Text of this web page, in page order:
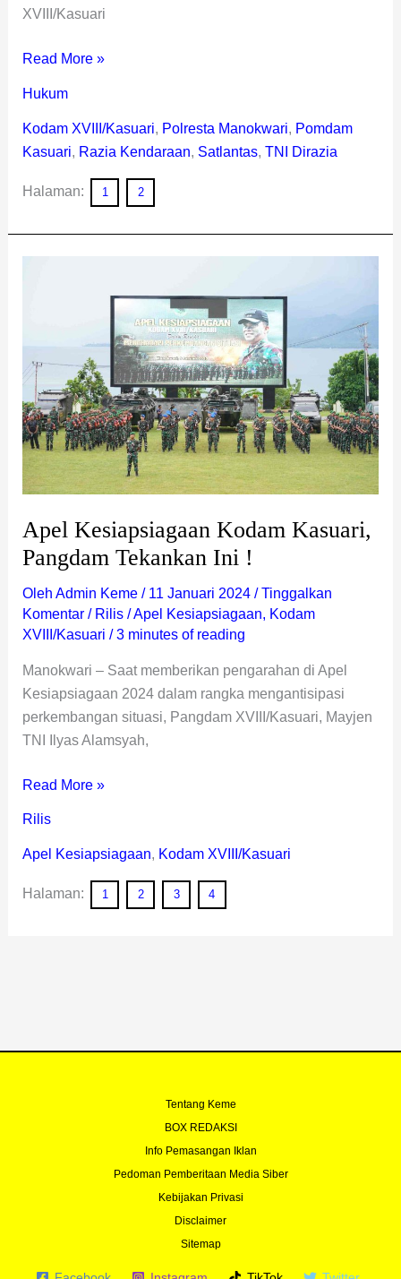
XVIII/Kasuari
Read More »
Hukum
Kodam XVIII/Kasuari, Polresta Manokwari, Pomdam
Kasuari, Razia Kendaraan, Satlantas, TNI Dirazia
Halaman: 1 2
Apel Kesiapsiagaan Kodam Kasuari,
Pangdam Tekankan Ini !
Oleh Admin Keme / 11 Januari 2024 /Tinggalkan
Komentar / Rilis/Apel Kesiapsiagaan, Kodam
XVIII/Kasuari /3 minutes of reading
Manokwari – Saat memberikan pengarahan di Apel
Kesiapsiagaan 2024 dalam rangka mengantisipasi
perkembangan situasi, Pangdam XVIII/Kasuari, Mayjen
TNI Ilyas Alamsyah,
Pangdam
Tekankan
Ini
!
Read More »
Rilis
Apel Kesiapsiagaan, Kodam XVIII/Kasuari
Halaman: 1 2 3 4
Tentang Keme
BOX REDAKSI
Info Pemasangan Iklan
Pedoman Pemberitaan Media Siber
Kebijakan Privasi
Disclaimer
Sitemap